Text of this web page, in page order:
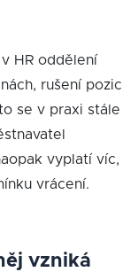
HR oddělení
rušení pozic
se v praxi stále
vyplatí víc,
vrácení.
vzniká